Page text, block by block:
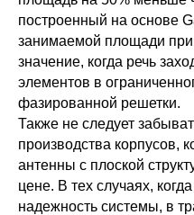
построенный на основе
занимаемой площади
значение, когда речь
элементов в
фазированной решетки.
Также не следует
производства корпусов,
антенны с плоской
цене. В тех случаях,
надежность системы, в